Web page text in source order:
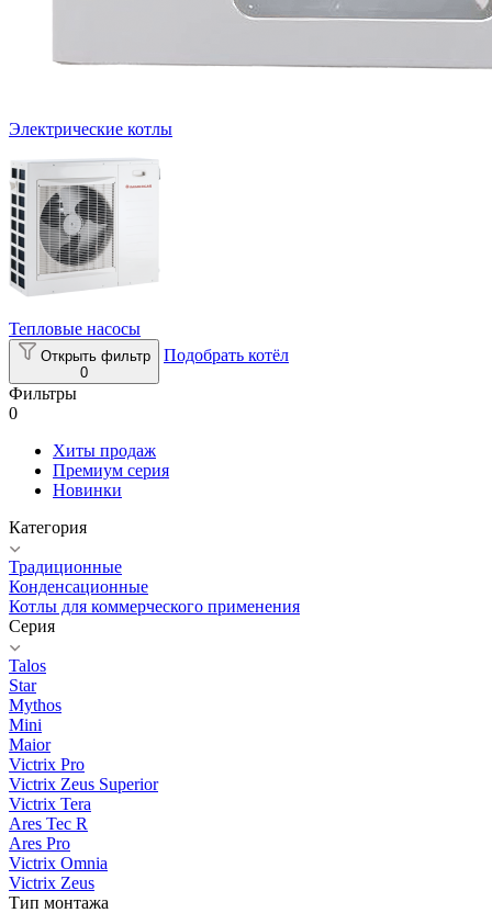
Электрические котлы
Тепловые насосы
Открыть фильтр
0
Подобрать котёл
Фильтры
0
Хиты продаж
Премиум серия
Новинки
Категория
Традиционные
Конденсационные
Котлы для коммерческого применения
Серия
Talos
Star
Mythos
Mini
Maior
Victrix Pro
Victrix Zeus Superior
Victrix Tera
Ares Tec R
Ares Pro
Victrix Omnia
Victrix Zeus
Тип монтажа